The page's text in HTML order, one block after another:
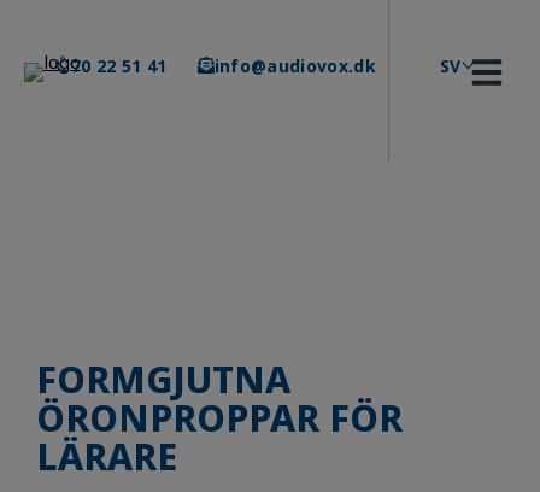
content 70 22 51 41 info@audiovox.dk SV
FORMGJUTNA
ÖRONPROPPAR FÖR
LÄRARE